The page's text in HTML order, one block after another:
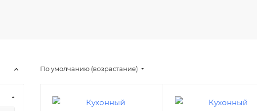
По умолчанию (возрастание)